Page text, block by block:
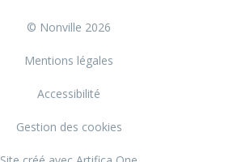
© Nonville 2026
Mentions légales
Accessibilité
Gestion des cookies